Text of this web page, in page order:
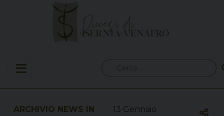
per:
ARCHIVIO NEWS IN
13 Gennaio